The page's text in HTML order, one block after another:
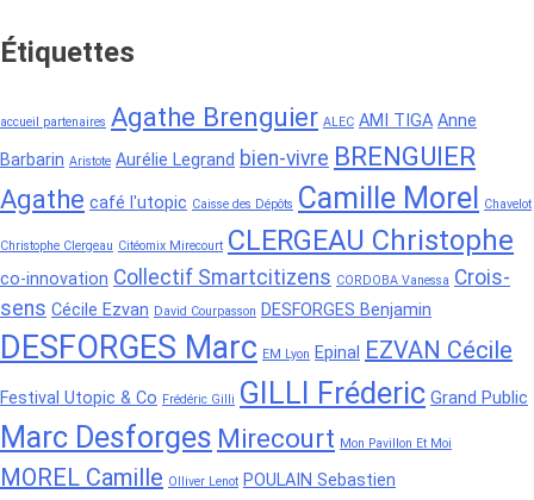
Étiquettes
accueil partenaires Agathe Brenguier ALEC AMI TIGA Anne
Barbarin Aristote Aurélie Legrand bien-vivre BRENGUIER
Agathe café l'utopic Caisse des Dépôts Camille Morel Chavelot
Christophe Clergeau Citéomix Mirecourt CLERGEAU Christophe
co-innovation Collectif Smartcitizens CORDOBA Vanessa Crois-
sens Cécile Ezvan David Courpasson DESFORGES Benjamin
DESFORGES Marc EM Lyon Epinal EZVAN Cécile
Festival Utopic & Co Frédéric Gilli GILLI Fréderic Grand Public
Marc Desforges Mirecourt Mon Pavillon Et Moi
MOREL Camille Olliver Lenot POULAIN Sebastien